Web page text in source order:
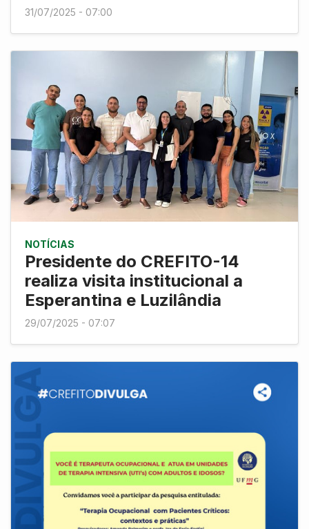
31/07/2025 - 07:00
NOTÍCIAS
Presidente do CREFITO-14
realiza visita institucional a
Esperantina e Luzilândia
29/07/2025 - 07:07